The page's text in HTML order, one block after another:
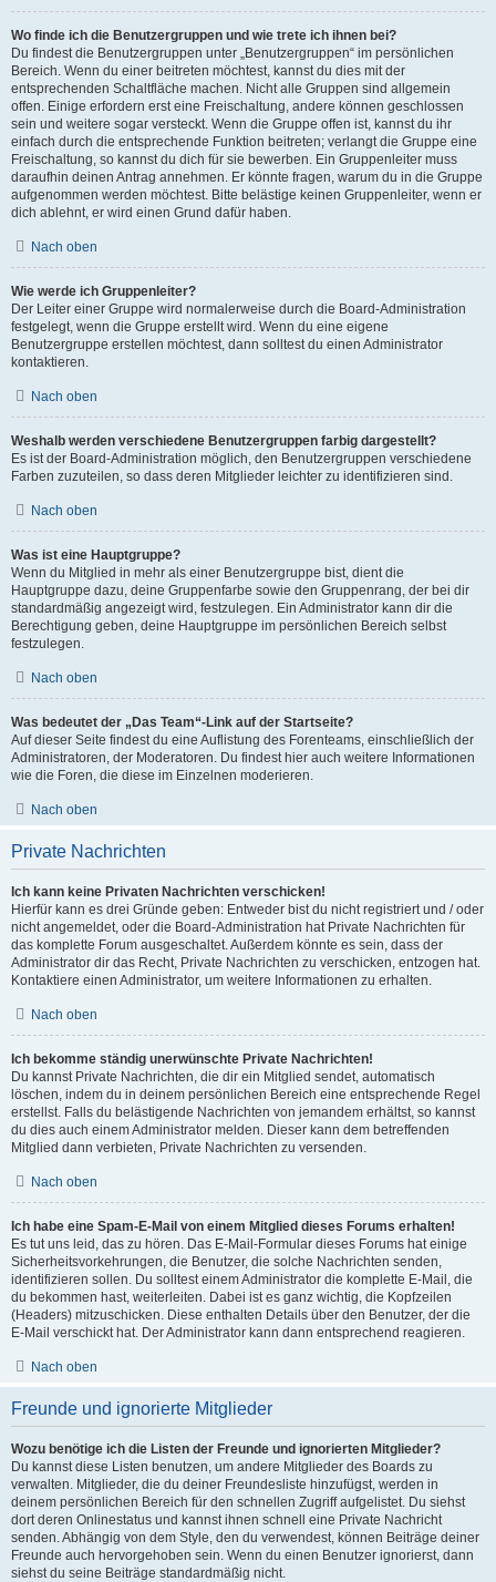
Wo finde ich die Benutzergruppen und wie trete ich ihnen bei?
Du findest die Benutzergruppen unter „Benutzergruppen“ im persönlichen
Bereich. Wenn du einer beitreten möchtest, kannst du dies mit der
entsprechenden Schaltfläche machen. Nicht alle Gruppen sind allgemein
offen. Einige erfordern erst eine Freischaltung, andere können geschlossen
sein und weitere sogar versteckt. Wenn die Gruppe offen ist, kannst du ihr
einfach durch die entsprechende Funktion beitreten; verlangt die Gruppe eine
Freischaltung, so kannst du dich für sie bewerben. Ein Gruppenleiter muss
daraufhin deinen Antrag annehmen. Er könnte fragen, warum du in die Gruppe
aufgenommen werden möchtest. Bitte belästige keinen Gruppenleiter, wenn er
dich ablehnt, er wird einen Grund dafür haben.
Nach oben
Wie werde ich Gruppenleiter?
Der Leiter einer Gruppe wird normalerweise durch die Board-Administration
festgelegt, wenn die Gruppe erstellt wird. Wenn du eine eigene
Benutzergruppe erstellen möchtest, dann solltest du einen Administrator
kontaktieren.
Nach oben
Weshalb werden verschiedene Benutzergruppen farbig dargestellt?
Es ist der Board-Administration möglich, den Benutzergruppen verschiedene
Farben zuzuteilen, so dass deren Mitglieder leichter zu identifizieren sind.
Nach oben
Was ist eine Hauptgruppe?
Wenn du Mitglied in mehr als einer Benutzergruppe bist, dient die
Hauptgruppe dazu, deine Gruppenfarbe sowie den Gruppenrang, der bei dir
standardmäßig angezeigt wird, festzulegen. Ein Administrator kann dir die
Berechtigung geben, deine Hauptgruppe im persönlichen Bereich selbst
festzulegen.
Nach oben
Was bedeutet der „Das Team“-Link auf der Startseite?
Auf dieser Seite findest du eine Auflistung des Forenteams, einschließlich der
Administratoren, der Moderatoren. Du findest hier auch weitere Informationen
wie die Foren, die diese im Einzelnen moderieren.
Nach oben
Private Nachrichten
Ich kann keine Privaten Nachrichten verschicken!
Hierfür kann es drei Gründe geben: Entweder bist du nicht registriert und / oder
nicht angemeldet, oder die Board-Administration hat Private Nachrichten für
das komplette Forum ausgeschaltet. Außerdem könnte es sein, dass der
Administrator dir das Recht, Private Nachrichten zu verschicken, entzogen hat.
Kontaktiere einen Administrator, um weitere Informationen zu erhalten.
Nach oben
Ich bekomme ständig unerwünschte Private Nachrichten!
Du kannst Private Nachrichten, die dir ein Mitglied sendet, automatisch
löschen, indem du in deinem persönlichen Bereich eine entsprechende Regel
erstellst. Falls du belästigende Nachrichten von jemandem erhältst, so kannst
du dies auch einem Administrator melden. Dieser kann dem betreffenden
Mitglied dann verbieten, Private Nachrichten zu versenden.
Nach oben
Ich habe eine Spam-E-Mail von einem Mitglied dieses Forums erhalten!
Es tut uns leid, das zu hören. Das E-Mail-Formular dieses Forums hat einige
Sicherheitsvorkehrungen, die Benutzer, die solche Nachrichten senden,
identifizieren sollen. Du solltest einem Administrator die komplette E-Mail, die
du bekommen hast, weiterleiten. Dabei ist es ganz wichtig, die Kopfzeilen
(Headers) mitzuschicken. Diese enthalten Details über den Benutzer, der die
E-Mail verschickt hat. Der Administrator kann dann entsprechend reagieren.
Nach oben
Freunde und ignorierte Mitglieder
Wozu benötige ich die Listen der Freunde und ignorierten Mitglieder?
Du kannst diese Listen benutzen, um andere Mitglieder des Boards zu
verwalten. Mitglieder, die du deiner Freundesliste hinzufügst, werden in
deinem persönlichen Bereich für den schnellen Zugriff aufgelistet. Du siehst
dort deren Onlinestatus und kannst ihnen schnell eine Private Nachricht
senden. Abhängig von dem Style, den du verwendest, können Beiträge deiner
Freunde auch hervorgehoben sein. Wenn du einen Benutzer ignorierst, dann
siehst du seine Beiträge standardmäßig nicht.